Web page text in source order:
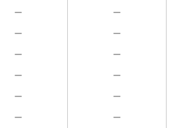
－
－
－
－
－
－
－
－
－
－
－
－